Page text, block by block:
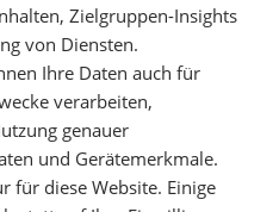
Zielgruppen-Insights
von Diensten.
Ihre Daten auch für
verarbeiten,
genauer
und Gerätemerkmale.
für diese Website. Einige